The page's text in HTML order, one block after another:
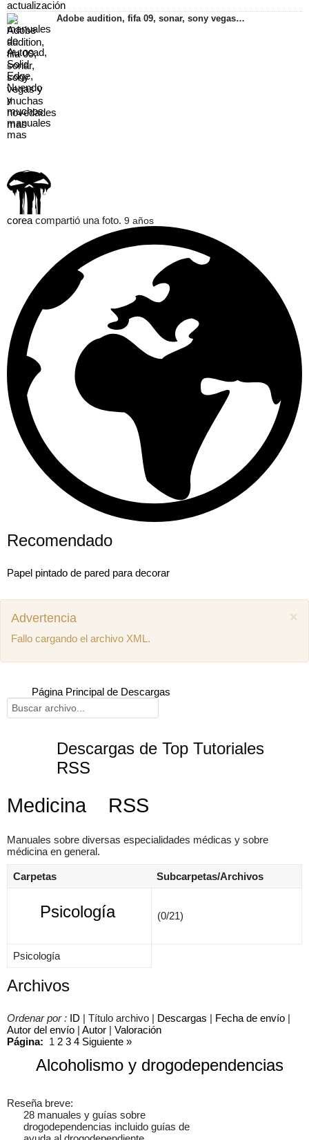
Adobe audition, fifa 09, sonar, sony vegas…
corea compartió una foto. 9 años
Juan miguel Como puedo descargar el manual de mecánica
Recomendado
Papel pintado de pared para decorar
×
Advertencia
Fallo cargando el archivo XML.
Página Principal de Descargas
Descargas de Top Tutoriales
RSS
Medicina RSS
Manuales sobre diversas especialidades médicas y sobre
médicina en general.
Carpetas Subcarpetas/Archivos
Psicología (0/21)
Psicología
Archivos
Ordenar por : ID | Título archivo | Descargas | Fecha de envío |
Autor del envío | Autor | Valoración
Página: 1 2 3 4 Siguiente »
Alcoholismo y drogodependencias
Reseña breve:
28 manuales y guías sobre
drogodependencias incluido guías de